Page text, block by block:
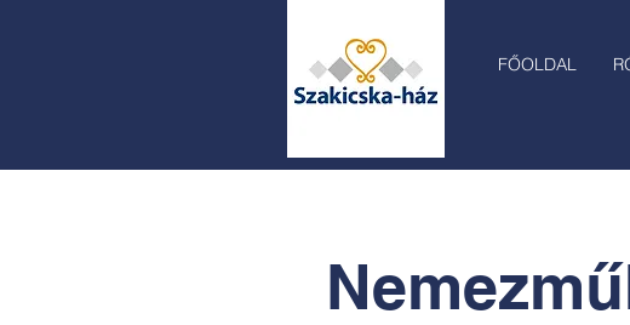
FŐOLDAL